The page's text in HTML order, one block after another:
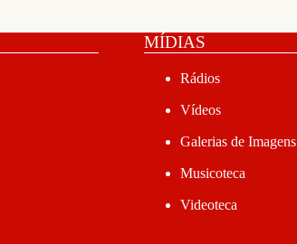
MÍDIAS
Rádios
Vídeos
Galerias de Imagens
Musicoteca
Videoteca